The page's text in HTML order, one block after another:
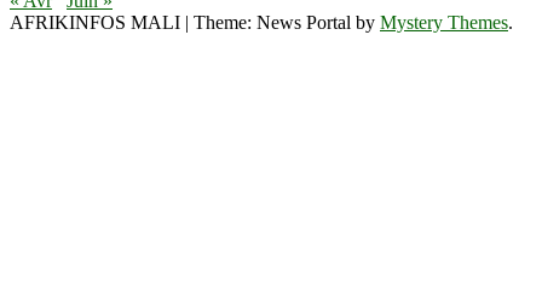
AFRIKINFOS MALI | Theme: News Portal by Mystery Themes.